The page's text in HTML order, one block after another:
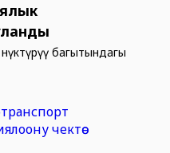
багытындагы